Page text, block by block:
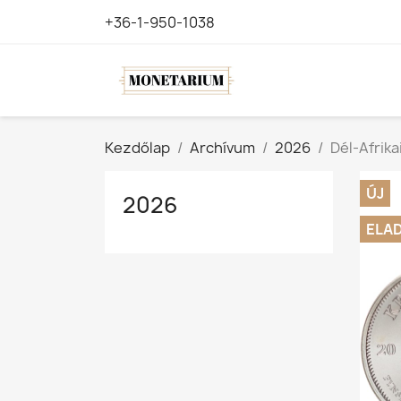
+36-1-950-1038
Kezdőlap Archívum 2026 Dél-
2026
ÚJ